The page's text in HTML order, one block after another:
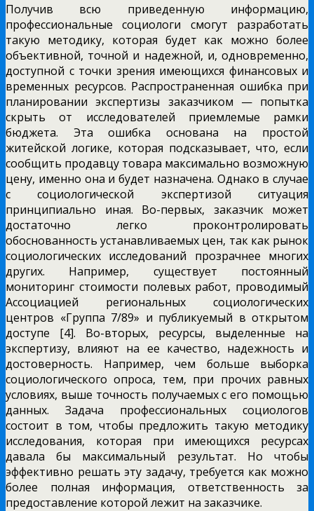
Получив всю приведенную информацию,
профессиональные социологи смогут разработать
такую методику, которая будет как можно более
объективной, точной и надежной, и, одновременно,
доступной с точки зрения имеющихся финансовых и
временных ресурсов. Распространенная ошибка при
планировании экспертизы заказчиком — попытка
скрыть от исследователей приемлемые рамки
бюджета. Эта ошибка основана на простой
житейской логике, которая подсказывает, что, если
сообщить продавцу товара максимально возможную
цену, именно она и будет назначена. Однако в случае
с социологической экспертизой ситуация
принципиально иная. Во-первых, заказчик может
достаточно легко проконтролировать
обоснованность устанавливаемых цен, так как рынок
социологических исследований прозрачнее многих
других. Например, существует постоянный
мониторинг стоимости полевых работ, проводимый
Ассоциацией региональных социологических
центров «Группа 7/89» и публикуемый в открытом
доступе [4]. Во-вторых, ресурсы, выделенные на
экспертизу, влияют на ее качество, надежность и
достоверность. Например, чем больше выборка
социологического опроса, тем, при прочих равных
условиях, выше точность получаемых с его помощью
данных. Задача профессиональных социологов
состоит в том, чтобы предложить такую методику
исследования, которая при имеющихся ресурсах
давала бы максимальный результат. Но чтобы
эффективно решать эту задачу, требуется как можно
более полная информация, ответственность за
предоставление которой лежит на заказчике.